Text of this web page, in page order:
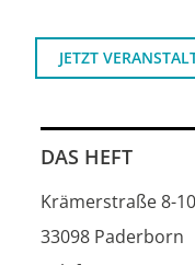
JETZT
DAS HEFT
Krämerstraße 8-10
33098 Paderborn